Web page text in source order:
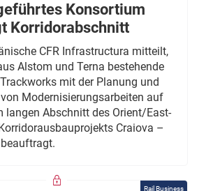
Konsortium
Korridorabschnitt
CFR Infrastructura mitteilt,
Alstom und Terna bestehende
mit der Planung und
Modernisierungsarbeiten auf
langen Abschnitt des Orient/East-
Craiova –
Rail Business